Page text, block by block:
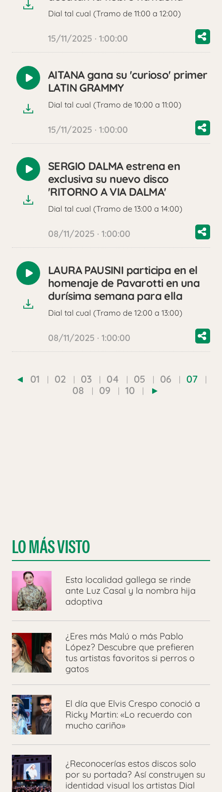
Dial tal cual (Tramo de 11:00 a 12:00)
15/11/2025 · 1:00:00
Reproducir
audio
AITANA gana su 'curioso' primer
LATIN GRAMMY
Dial tal cual (Tramo de 10:00 a 11:00)
15/11/2025 · 1:00:00
Reproducir
audio
SERGIO DALMA estrena en
exclusiva su nuevo disco
'RITORNO A VIA DALMA'
Dial tal cual (Tramo de 13:00 a 14:00)
08/11/2025 · 1:00:00
Reproducir
audio
LAURA PAUSINI participa en el
homenaje de Pavarotti en una
durísima semana para ella
Dial tal cual (Tramo de 12:00 a 13:00)
08/11/2025 · 1:00:00
01 02 03 04 05 06
07
08
09 10
LO MÁS VISTO
Esta localidad gallega se rinde
ante Luz Casal y la nombra hija
adoptiva
¿Eres más Malú o más Pablo
López? Descubre que prefieren
tus artistas favoritos si perros o
gatos
El día que Elvis Crespo conoció a
Ricky Martin: «Lo recuerdo con
mucho cariño»
¿Reconocerías estos discos solo
por su portada? Así construyen su
identidad visual los artistas Dial